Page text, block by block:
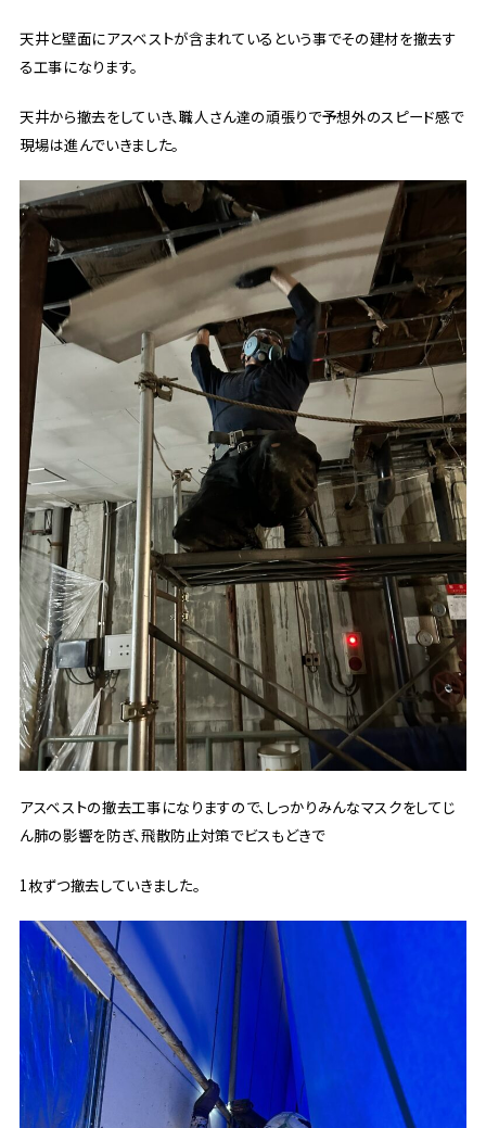
天井と壁面にアスベストが含まれているという事でその建材を撤去す
る工事になります。
天井から撤去をしていき、職人さん達の頑張りで予想外のスピード感で
現場は進んでいきました。
アスベストの撤去工事になりますので、しっかりみんなマスクをしてじ
ん肺の影響を防ぎ、飛散防止対策でビスもどきで
1枚ずつ撤去していきました。